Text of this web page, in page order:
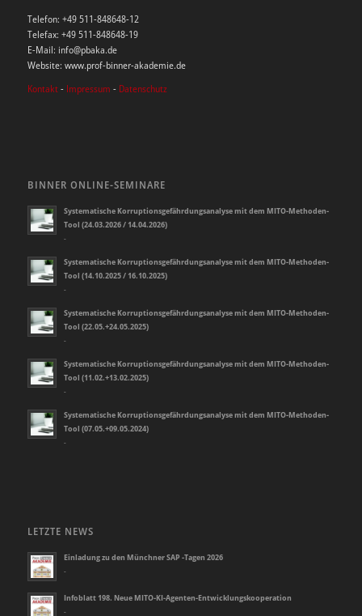
Telefon: +49 511-848648-12
Telefax: +49 511-848648-19
E-Mail: info@pbaka.de
Website: www.prof-binner-akademie.de
Kontakt - Impressum - Datenschutz
BINNER ONLINE-SEMINARE
Systematische Korruptionsgefährdungsanalyse mit dem MITO-Methoden-
Tool (24.03.2026 / 14.04.2026)
-
Systematische Korruptionsgefährdungsanalyse mit dem MITO-Methoden-
Tool (14.10.2025 / 16.10.2025)
-
Systematische Korruptionsgefährdungsanalyse mit dem MITO-Methoden-
Tool (22.05.+24.05.2025)
-
Systematische Korruptionsgefährdungsanalyse mit dem MITO-Methoden-
Tool (11.02.+13.02.2025)
-
Systematische Korruptionsgefährdungsanalyse mit dem MITO-Methoden-
Tool (07.05.+09.05.2024)
-
LETZTE NEWS
Einladung zu den Münchner SAP -Tagen 2026
-
Infoblatt 198. Neue MITO-KI-Agenten-Entwicklungskooperation
-